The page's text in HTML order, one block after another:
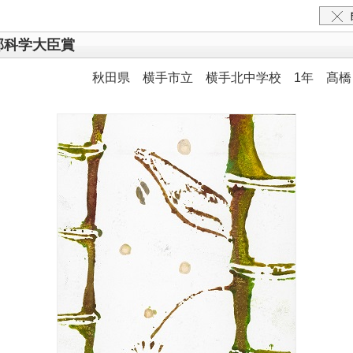
科学大臣賞
秋田県 横手市立 横手北中学校 1年 髙